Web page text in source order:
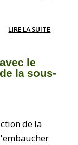
LIRE LA SUITE
le
la sous-
de la